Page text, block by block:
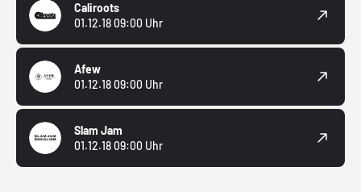
Caliroots
01.12.18 09:00 Uhr
Afew
01.12.18 09:00 Uhr
Slam Jam
01.12.18 09:00 Uhr